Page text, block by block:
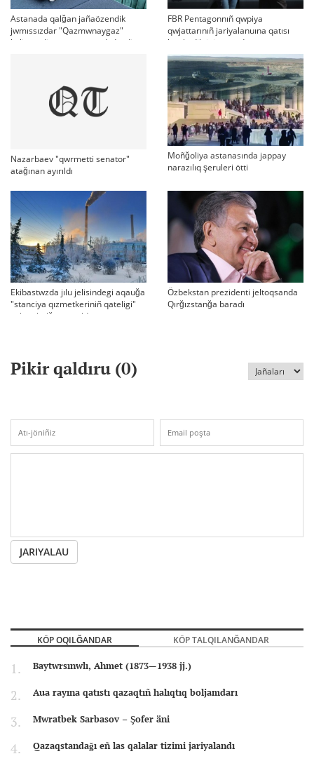
Astanada qalğan jañaözendik
jwmıssızdar "Qazmwnaygaz"
kelissözdi toqtatıp tastadı deydi
FBR Pentagonnıñ qwpiya
qwjattarınıñ jariyalanuına qatısı
bar küdiktini qamadı
Nazarbaev "qwrmetti senator"
atağınan ayırıldı
Moñğoliya astanasında jappay
narazılıq şeruleri ötti
Ekibastwzda jılu jelisindegi aqauğa
"stanciya qızmetkeriniñ qateligi"
sebep bolğanı aytıldı
Özbekstan prezidenti jeltoqsanda
Qırğızstanğa baradı
Pikir qaldıru (0)
JARIYALAU
KÖP OQILĞANDAR KÖP TALQILANĞANDAR
Baytwrsınwlı, Ahmet (1873—1938 jj.)
Aua rayına qatıstı qazaqtıñ halıqtıq boljamdarı
Mwratbek Sarbasov – Şofer äni
Qazaqstandağı eñ las qalalar tizimi jariyalandı